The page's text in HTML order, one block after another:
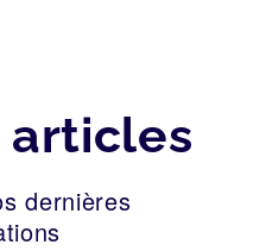
articles
dernières